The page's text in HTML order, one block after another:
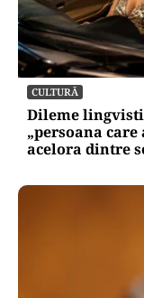
CULTURĂ
Dileme
„persoana
acelora dintre